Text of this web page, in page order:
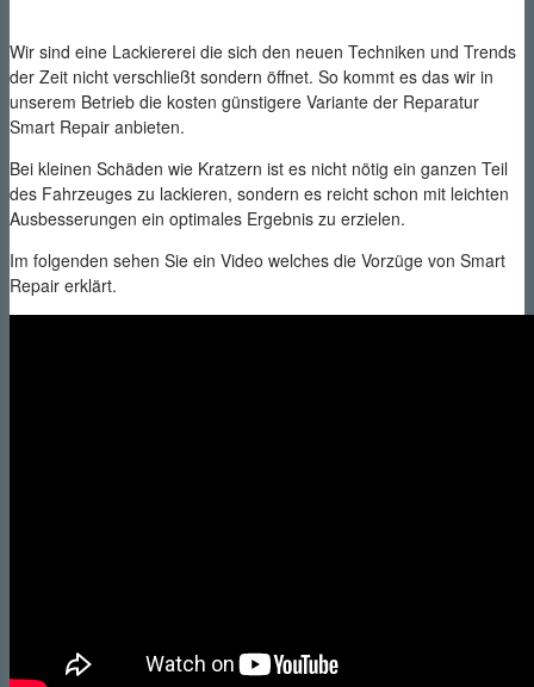
Wir sind eine Lackiererei die sich den neuen Techniken und Trends
der Zeit nicht verschließt sondern öffnet. So kommt es das wir in
unserem Betrieb die kosten günstigere Variante der Reparatur
Smart Repair anbieten.
Bei kleinen Schäden wie Kratzern ist es nicht nötig ein ganzen Teil
des Fahrzeuges zu lackieren, sondern es reicht schon mit leichten
Ausbesserungen ein optimales Ergebnis zu erzielen.
Im folgenden sehen Sie ein Video welches die Vorzüge von Smart
Repair erklärt.